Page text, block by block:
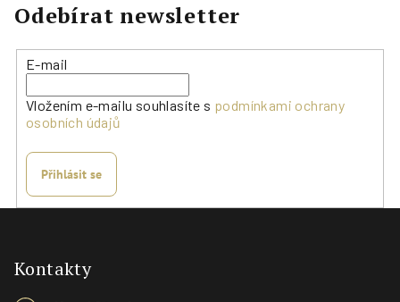
Odebírat newsletter
E-mail
Vložením e-mailu souhlasíte s podmínkami ochrany
osobních údajů
Přihlásit se
Kontakty